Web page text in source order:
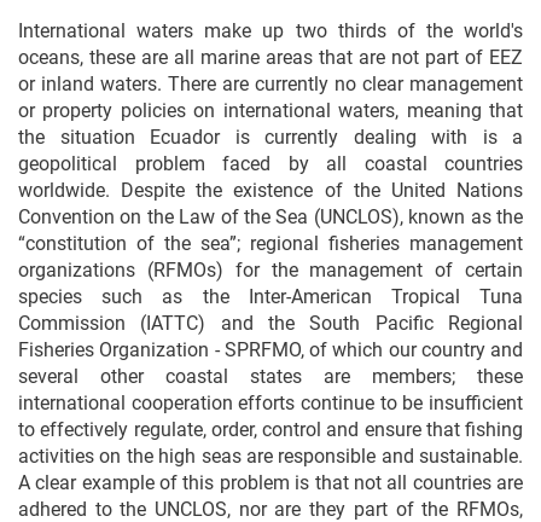
International waters make up two thirds of the world's
oceans, these are all marine areas that are not part of EEZ
or inland waters. There are currently no clear management
or property policies on international waters, meaning that
the situation Ecuador is currently dealing with is a
geopolitical problem faced by all coastal countries
worldwide. Despite the existence of the United Nations
Convention on the Law of the Sea (UNCLOS), known as the
“constitution of the sea”; regional fisheries management
organizations (RFMOs) for the management of certain
species such as the Inter-American Tropical Tuna
Commission (IATTC) and the South Pacific Regional
Fisheries Organization - SPRFMO, of which our country and
several other coastal states are members; these
international cooperation efforts continue to be insufficient
to effectively regulate, order, control and ensure that fishing
activities on the high seas are responsible and sustainable.
A clear example of this problem is that not all countries are
adhered to the UNCLOS, nor are they part of the RFMOs,